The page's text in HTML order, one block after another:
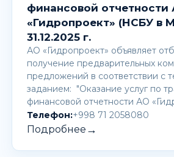
финансовой отчетности
«Гидропроект» (НСБУ в
31.12.2025 г.
АО «Гидропроект» объявляет
получение предварительных
предложений в соответствии с
заданием: "Оказание услуг по
финансовой отчетности АО
Телефон:+998 71 2058080
Подробнее →